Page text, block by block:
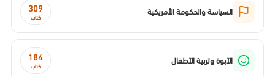
السياسة والحكومة الأمريكية 309
كتاب
الأبوة وتربية الأطفال 184
كتاب